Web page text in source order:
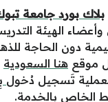
بلاك بورد جامعة
وأعضاء الهيئة
دون الحاجة
موقع هنا السعودية
بعملية تَسجيل دُخول
الخاص بالخدمة.